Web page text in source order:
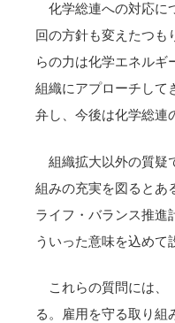
化学総連への対応に
回の方針も変えたつも
らの力は化学エネルギ
組織にアプローチして
弁し、今後は化学総連
組織拡大以外の質疑
組みの充実を図るとあ
ライフ・バランス推進
ういった意味を込めて
これらの質問には、
る。雇用を守る取り組